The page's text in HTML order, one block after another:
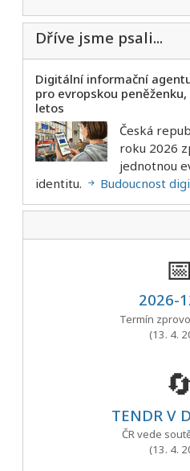
Dříve jsme psali...
Digitální informační
pro evropskou
letos
Česká
roku 2026
jednotnou
identitu.
Budoucnost
📅
2026-
Termín
(13. 4.
🔄
TENDR V
ČR vede
(13. 4.